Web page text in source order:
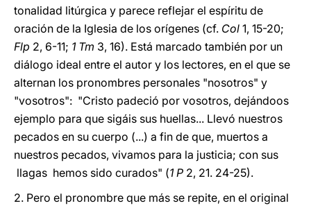
tonalidad litúrgica y parece reflejar el espíritu de
oración de la Iglesia de los orígenes (cf. Col 1, 15-20;
Flp 2, 6-11; 1 Tm 3, 16). Está marcado también por un
diálogo ideal entre el autor y los lectores, en el que se
alternan los pronombres personales "nosotros" y
"vosotros": "Cristo padeció por vosotros, dejándoos
ejemplo para que sigáis sus huellas... Llevó nuestros
pecados en su cuerpo (...) a fin de que, muertos a
nuestros pecados, vivamos para la justicia; con sus
llagas hemos sido curados" (1 P 2, 21. 24-25).
2. Pero el pronombre que más se repite, en el original